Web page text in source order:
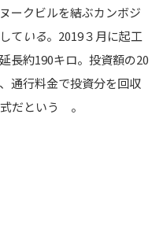
ークビルを結ぶカンボジ
ている。2019３月に起工
長約190キロ。投資額の20
通行料金で投資分を回収
式だという 。